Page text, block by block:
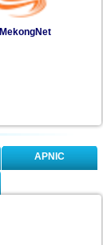
MekongNet
APNIC